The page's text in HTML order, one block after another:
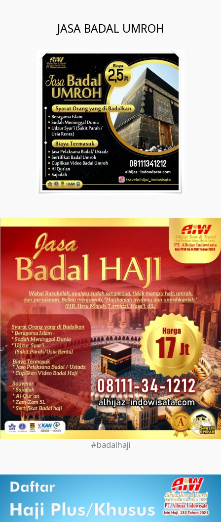
JASA BADAL UMROH
#badalhaji